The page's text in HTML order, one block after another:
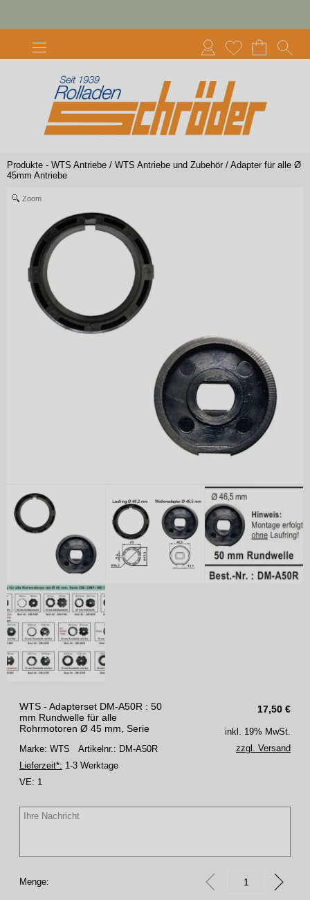
Produkte - WTS Antriebe / WTS Antriebe und Zubehör / Adapter für alle Ø
45mm Antriebe
Zoom
17,50 €
WTS - Adapterset DM-A50R : 50
mm Rundwelle für alle
Rohrmotoren Ø 45 mm, Serie
Marke: WTS Artikelnr.: DM-A50R
Lieferzeit*: 1-3 Werktage
VE: 1
inkl. 19% MwSt.
zzgl. Versand
Menge: